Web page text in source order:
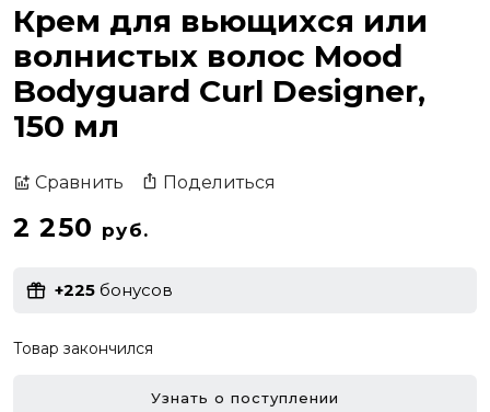
Крем для вьющихся или
волнистых волос Mood
Bodyguard Curl Designer,
150 мл
Сравнить Поделиться
2 250 руб.
+225 бонусов
Товар закончился
Узнать о поступлении